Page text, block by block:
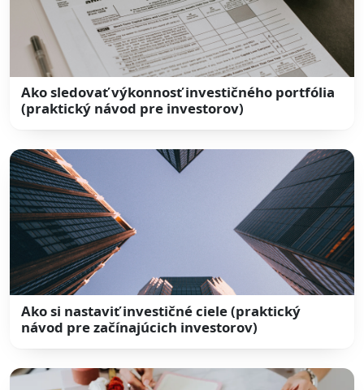
Ako sledovať výkonnosť investičného portfólia
(praktický návod pre investorov)
Ako si nastaviť investičné ciele (praktický
návod pre začínajúcich investorov)